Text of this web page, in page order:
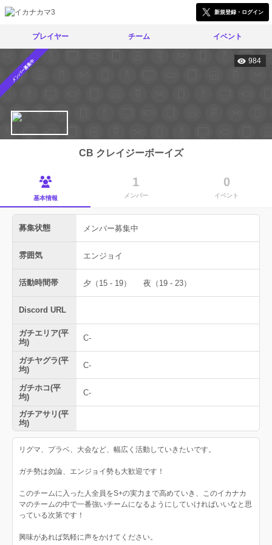
新規登録・ログイン
プレイヤー チーム イベント
メンバー募集中 984
CB クレイジーボーイズ
基本情報
1
メンバー
0
イベント
募集状態 メンバー募集中
雰囲気 エンジョイ
活動時間帯 夕（15 - 19） 夜（19 - 23）
Discord URL
ガチエリア(平
均)
C-
ガチヤグラ(平
均)
C-
ガチホコ(平
均)
C-
ガチアサリ(平
均)
リグマ、プラベ、大会など、幅広く活動していきたいです。
ガチ勢は勿論、エンジョイ勢も大歓迎です！
このチームに入った人全員をS+の実力まで高めていき、このイカナカ
マのチームの中で一番強いチームになるようにしていければいいなと思
っている次第です！
興味があれば気軽に声をかけてください。